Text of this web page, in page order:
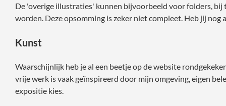
De 'overige illustraties' kunnen bijvoorbeeld voor folders,
worden. Deze opsomming is zeker niet compleet. Heb jij nog
Kunst
Waarschijnlijk heb je al een beetje op de website
vrije werk is vaak geïnspireerd door mijn omgeving, eigen
expositie kies.